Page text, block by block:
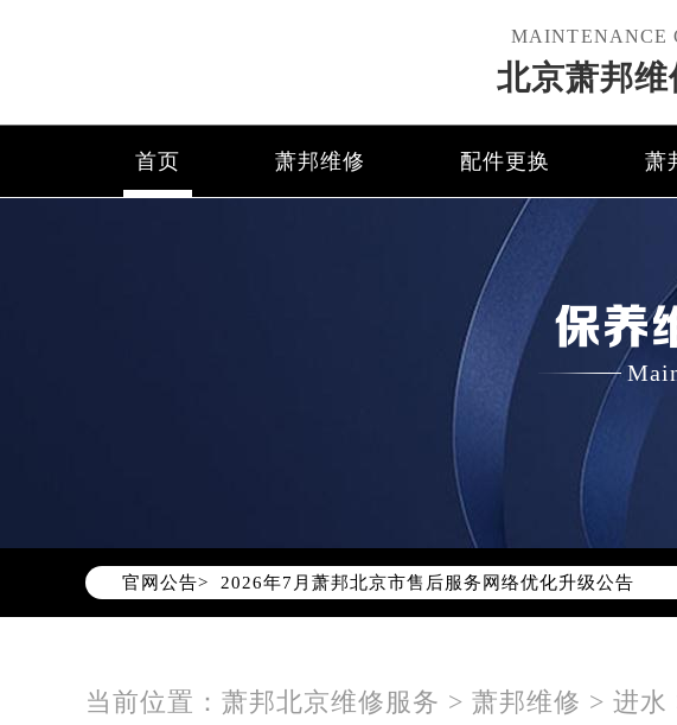
MAINTENANCE
北京萧邦
首页 萧邦维修 配件更换 萧
保养
官网公告>
2026年7月萧邦北京市售后服务网络优化升级公告
2026年7月北京市萧邦官方售后客户服务热线：400-
北京市朝阳区建国门外大街甲6号华熙国际中心写字楼
当前位置： 萧邦北京维修服务 > 萧邦维修 > 进水